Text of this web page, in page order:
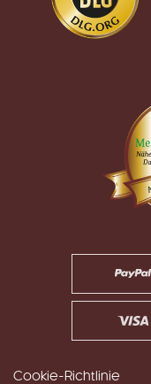
Cookie-Richtlinie